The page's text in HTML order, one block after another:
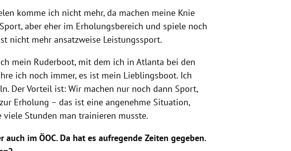
komme ich nicht mehr, da machen meine Knie
aber eher im Erholungsbereich und spiele noch
nicht mehr ansatzweise Leistungssport.
mein Ruderboot, mit dem ich in Atlanta bei den
ich noch immer, es ist mein Lieblingsboot. Ich
Der Vorteil ist: Wir machen nur noch dann Sport,
Erholung – das ist eine angenehme Situation,
Stunden man trainieren musste.
im ÖOC. Da hat es aufregende Zeiten gegeben.